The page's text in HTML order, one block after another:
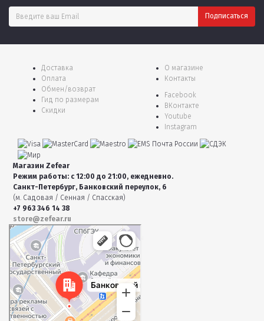
Доставка
Оплата
Обмен/возврат
Гид по размерам
Скидки
О магазине
Контакты
Facebook
ВКонтакте
Youtube
Instagram
Магазин Zefear
Режим работы: с 12:00 до 21:00, ежедневно.
Санкт-Петербург, Банковский переулок, 6
(м. Садовая / Сенная / Спасская)
+7 963 346 14 38
store@zefear.ru
Санкт‑Петербург
Банковский переулок, 6 — Яндекс Карты